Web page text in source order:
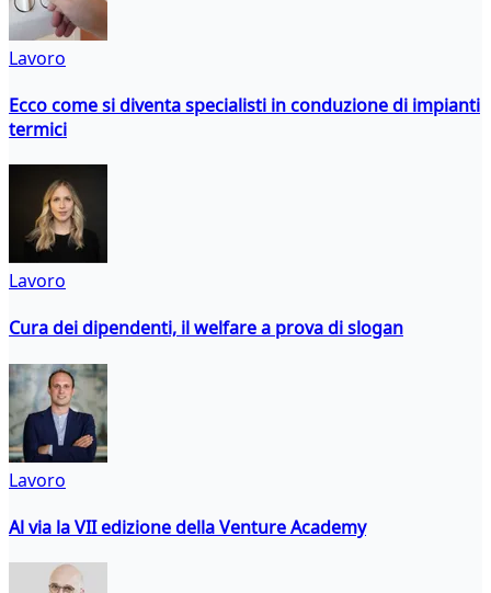
Lavoro
Ecco come si diventa specialisti in conduzione di impianti
termici
Lavoro
Cura dei dipendenti, il welfare a prova di slogan
Lavoro
Al via la VII edizione della Venture Academy